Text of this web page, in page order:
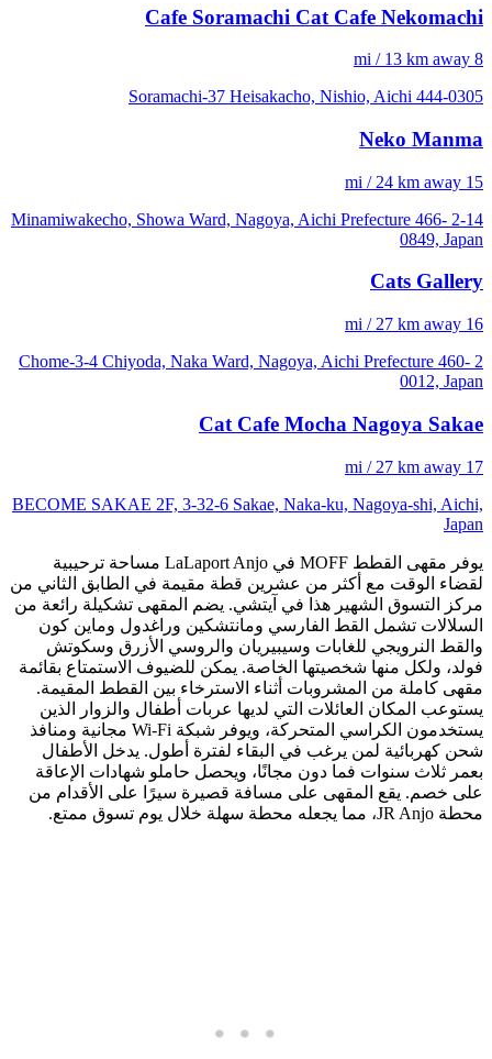
Cafe Soramachi Cat Cafe Nekomachi
8 mi / 13 km away
Soramachi-37 Heisakacho, Nishio, Aichi 444-0305
Neko Manma
15 mi / 24 km away
2-14 Minamiwakecho, Showa Ward, Nagoya, Aichi Prefecture 466-
0849, Japan
Cats Gallery
16 mi / 27 km away
2 Chome-3-4 Chiyoda, Naka Ward, Nagoya, Aichi Prefecture 460-
0012, Japan
Cat Cafe Mocha Nagoya Sakae
17 mi / 27 km away
BECOME SAKAE 2F, 3-32-6 Sakae, Naka-ku, Nagoya-shi, Aichi,
Japan
يوفر مقهى القطط MOFF في LaLaport Anjo مساحة ترحيبية
لقضاء الوقت مع أكثر من عشرين قطة مقيمة في الطابق الثاني من
مركز التسوق الشهير هذا في آيتشي. يضم المقهى تشكيلة رائعة من
السلالات تشمل القط الفارسي ومانتشكين وراغدول وماين كون
والقط النرويجي للغابات وسيبيريان والروسي الأزرق وسكوتش
فولد، ولكل منها شخصيتها الخاصة. يمكن للضيوف الاستمتاع بقائمة
مقهى كاملة من المشروبات أثناء الاسترخاء بين القطط المقيمة.
يستوعب المكان العائلات التي لديها عربات أطفال والزوار الذين
يستخدمون الكراسي المتحركة، ويوفر شبكة Wi-Fi مجانية ومنافذ
شحن كهربائية لمن يرغب في البقاء لفترة أطول. يدخل الأطفال
بعمر ثلاث سنوات فما دون مجانًا، ويحصل حاملو شهادات الإعاقة
على خصم. يقع المقهى على مسافة قصيرة سيرًا على الأقدام من
محطة JR Anjo، مما يجعله محطة سهلة خلال يوم تسوق ممتع.